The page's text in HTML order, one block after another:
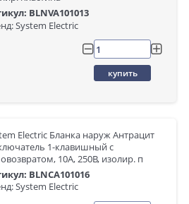
BLNVA101013
System Electric
купить
Electric Бланка наруж Антрацит
1-клавишный с
10А, 250В, изолир. п
BLNCA101016
System Electric